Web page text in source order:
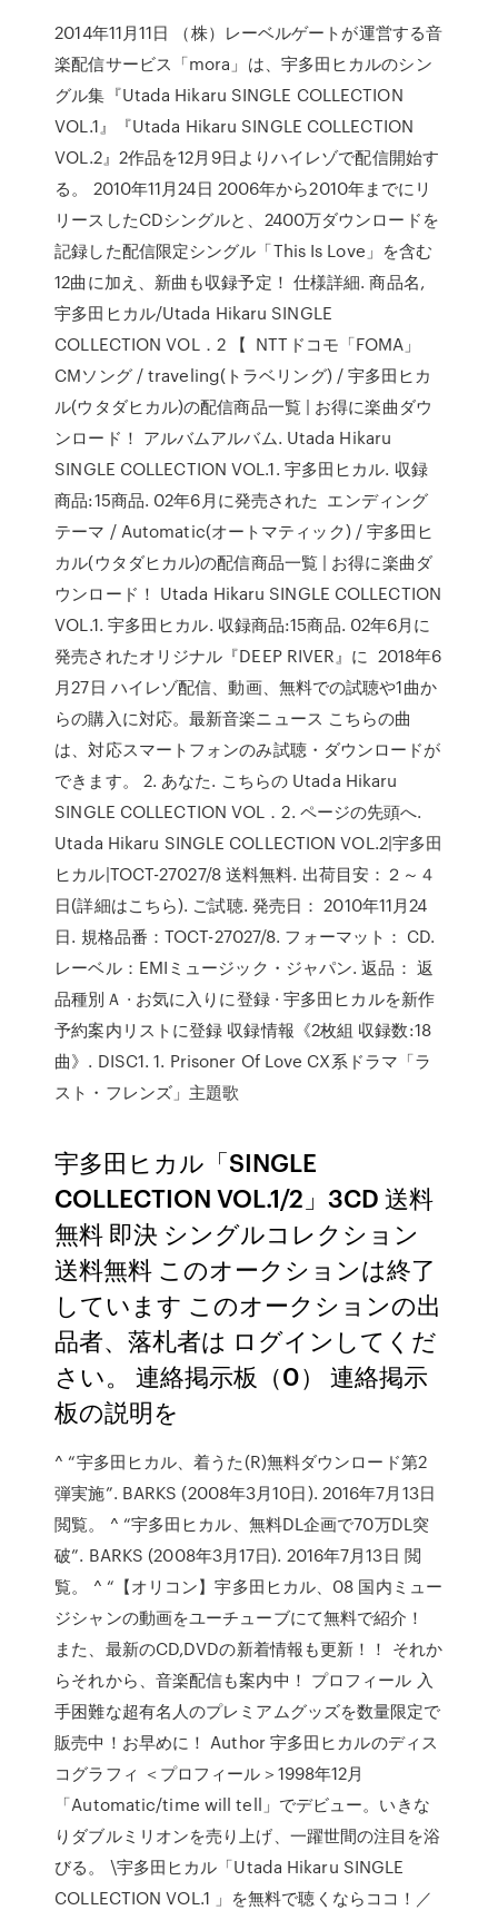
2014年11月11日 （株）レーベルゲートが運営する音
楽配信サービス「mora」は、宇多田ヒカルのシン
グル集『Utada Hikaru SINGLE COLLECTION
VOL.1』『Utada Hikaru SINGLE COLLECTION
VOL.2』2作品を12月9日よりハイレゾで配信開始す
る。 2010年11月24日 2006年から2010年までにリ
リースしたCDシングルと、2400万ダウンロードを
記録した配信限定シングル「This Is Love」を含む
12曲に加え、新曲も収録予定！ 仕様詳細. 商品名,
宇多田ヒカル/Utada Hikaru SINGLE
COLLECTION VOL．2 【 NTTドコモ「FOMA」
CMソング / traveling(トラベリング) / 宇多田ヒカ
ル(ウタダヒカル)の配信商品一覧 | お得に楽曲ダウ
ンロード！ アルバムアルバム. Utada Hikaru
SINGLE COLLECTION VOL.1. 宇多田ヒカル. 収録
商品:15商品. 02年6月に発売された エンディング
テーマ / Automatic(オートマティック) / 宇多田ヒ
カル(ウタダヒカル)の配信商品一覧 | お得に楽曲ダ
ウンロード！ Utada Hikaru SINGLE COLLECTION
VOL.1. 宇多田ヒカル. 収録商品:15商品. 02年6月に
発売されたオリジナル『DEEP RIVER』に 2018年6
月27日 ハイレゾ配信、動画、無料での試聴や1曲か
らの購入に対応。最新音楽ニュース こちらの曲
は、対応スマートフォンのみ試聴・ダウンロードが
できます。 2. あなた. こちらの Utada Hikaru
SINGLE COLLECTION VOL．2. ページの先頭へ.
Utada Hikaru SINGLE COLLECTION VOL.2|宇多田
ヒカル|TOCT-27027/8 送料無料. 出荷目安：２～４
日(詳細はこちら). ご試聴. 発売日： 2010年11月24
日. 規格品番：TOCT-27027/8. フォーマット： CD.
レーベル：EMIミュージック・ジャパン. 返品： 返
品種別Ａ · お気に入りに登録 · 宇多田ヒカルを新作
予約案内リストに登録 収録情報《2枚組 収録数:18
曲》. DISC1. 1. Prisoner Of Love CX系ドラマ「ラ
スト・フレンズ」主題歌
宇多田ヒカル「SINGLE
COLLECTION VOL.1/2」3CD 送料
無料 即決 シングルコレクション
送料無料 このオークションは終了
しています このオークションの出
品者、落札者は ログインしてくだ
さい。 連絡掲示板（0） 連絡掲示
板の説明を
^ “宇多田ヒカル、着うた(R)無料ダウンロード第2
弾実施”. BARKS (2008年3月10日). 2016年7月13日
閲覧。 ^ “宇多田ヒカル、無料DL企画で70万DL突
破”. BARKS (2008年3月17日). 2016年7月13日 閲
覧。 ^ “【オリコン】宇多田ヒカル、08 国内ミュー
ジシャンの動画をユーチューブにて無料で紹介！
また、最新のCD,DVDの新着情報も更新！！ それか
らそれから、音楽配信も案内中！ プロフィール 入
手困難な超有名人のプレミアムグッズを数量限定で
販売中！お早めに！ Author 宇多田ヒカルのディス
コグラフィ ＜プロフィール＞1998年12月
「Automatic/time will tell」でデビュー。いきな
りダブルミリオンを売り上げ、一躍世間の注目を浴
びる。 \宇多田ヒカル「Utada Hikaru SINGLE
COLLECTION VOL.1 」を無料で聴くならココ！／